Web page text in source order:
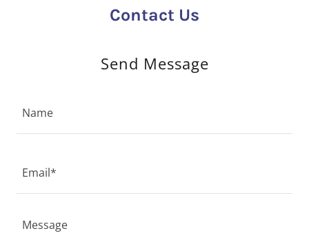
Contact Us
Send Message
Name
Email*